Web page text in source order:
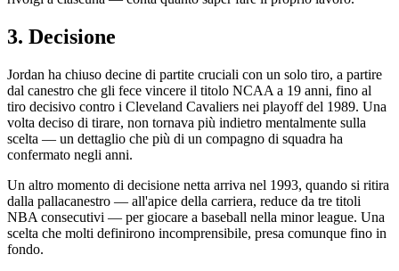
3. Decisione
Jordan ha chiuso decine di partite cruciali con un solo tiro, a partire
dal canestro che gli fece vincere il titolo NCAA a 19 anni, fino al
tiro decisivo contro i Cleveland Cavaliers nei playoff del 1989. Una
volta deciso di tirare, non tornava più indietro mentalmente sulla
scelta — un dettaglio che più di un compagno di squadra ha
confermato negli anni.
Un altro momento di decisione netta arriva nel 1993, quando si ritira
dalla pallacanestro — all'apice della carriera, reduce da tre titoli
NBA consecutivi — per giocare a baseball nella minor league. Una
scelta che molti definirono incomprensibile, presa comunque fino in
fondo.